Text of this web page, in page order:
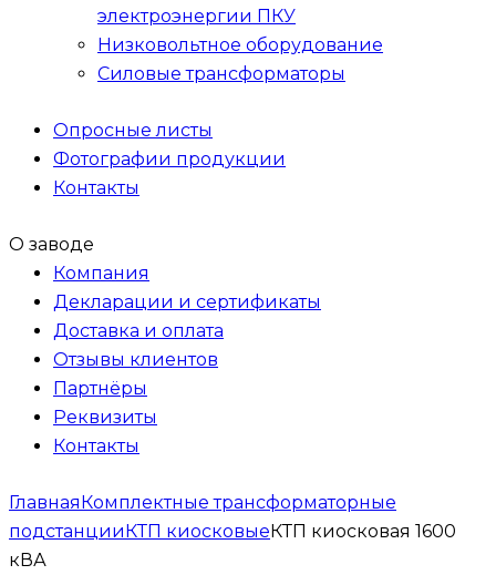
электроэнергии ПКУ
Низковольтное оборудование
Силовые трансформаторы
Опросные листы
Фотографии продукции
Контакты
О заводе
Компания
Декларации и сертификаты
Доставка и оплата
Отзывы клиентов
Партнёры
Реквизиты
Контакты
Главная Комплектные трансформаторные
подстанции КТП киосковые КТП киосковая 1600
кВА